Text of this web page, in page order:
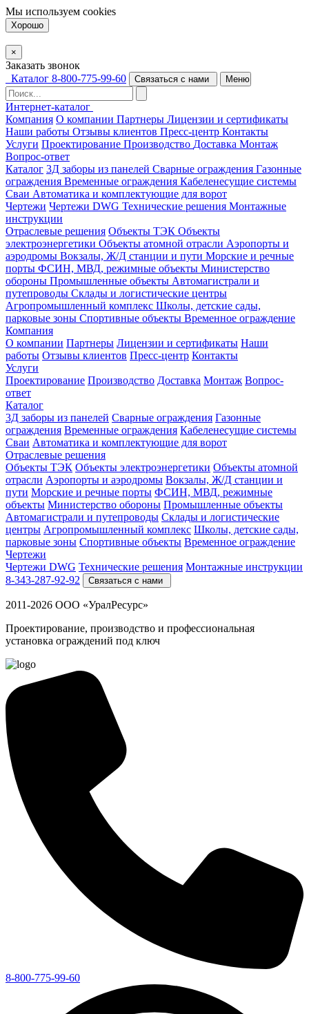
Мы используем cookies
Хорошо
×
Заказать звонок
Каталог 8-800-775-99-60 Связаться с нами Меню
Интернет-каталог
Компания О компании Партнеры Лицензии и сертификаты
Наши работы Отзывы клиентов Пресс-центр Контакты
Услуги Проектирование Производство Доставка Монтаж
Вопрос-ответ
Каталог 3Д заборы из панелей Сварные ограждения Газонные
ограждения Временные ограждения Кабеленесущие системы
Cваи Автоматика и комплектующие для ворот
Чертежи Чертежи DWG Технические решения Монтажные
инструкции
Отраслевые решения Объекты ТЭК Объекты
электроэнергетики Объекты атомной отрасли Аэропорты и
аэродромы Вокзалы, Ж/Д станции и пути Морские и речные
порты ФСИН, МВД, режимные объекты Министерство
обороны Промышленные объекты Автомагистрали и
путепроводы Склады и логистические центры
Агропромышленный комплекс Школы, детские сады,
парковые зоны Спортивные объекты Временное ограждение
Компания
О компании Партнеры Лицензии и сертификаты Наши
работы Отзывы клиентов Пресс-центр Контакты
Услуги
Проектирование Производство Доставка Монтаж Вопрос-
ответ
Каталог
3Д заборы из панелей Сварные ограждения Газонные
ограждения Временные ограждения Кабеленесущие системы
Cваи Автоматика и комплектующие для ворот
Отраслевые решения
Объекты ТЭК Объекты электроэнергетики Объекты атомной
отрасли Аэропорты и аэродромы Вокзалы, Ж/Д станции и
пути Морские и речные порты ФСИН, МВД, режимные
объекты Министерство обороны Промышленные объекты
Автомагистрали и путепроводы Склады и логистические
центры Агропромышленный комплекс Школы, детские сады,
парковые зоны Спортивные объекты Временное ограждение
Чертежи
Чертежи DWG Технические решения Монтажные инструкции
8-343-287-92-92
Связаться с нами
2011-2026 ООО «УралРесурс»
Проектирование, производство и профессиональная
установка ограждений под ключ
8-800-775-99-60